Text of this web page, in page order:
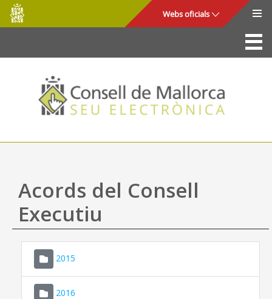
Salta al contingut principal
Consell
de
Mallorca
Webs oficials
La Seu
Consell de Mallorca
Accés i seguretat
Utilitats
Ajuda
Acords del Consell
Executiu
2015
2016